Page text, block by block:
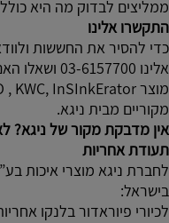
ממליצים לבדוק מה היא
התקשרו אלינו
כדי להסיר את החששות
אלינו 03-
מקוריים מבית ניגא.
אין מדבקת מקור של ניגא?
תעודת אחריות
לחברת ניגא מוצרי איכות
בישראל:
לכיורי פיוראדור בלנקו